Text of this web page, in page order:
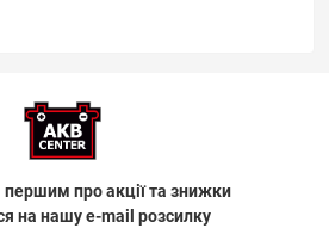
першим про акції та знижки
на нашу e-mail розсилку